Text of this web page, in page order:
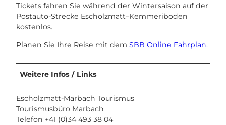
Tickets fahren Sie während der Wintersaison auf der
Postauto-Strecke Escholzmatt–Kemmeriboden
kostenlos.
Planen Sie Ihre Reise mit dem SBB Online Fahrplan.
Weitere Infos / Links
Escholzmatt-Marbach Tourismus
Tourismusbüro Marbach
Telefon +41 (0)34 493 38 04